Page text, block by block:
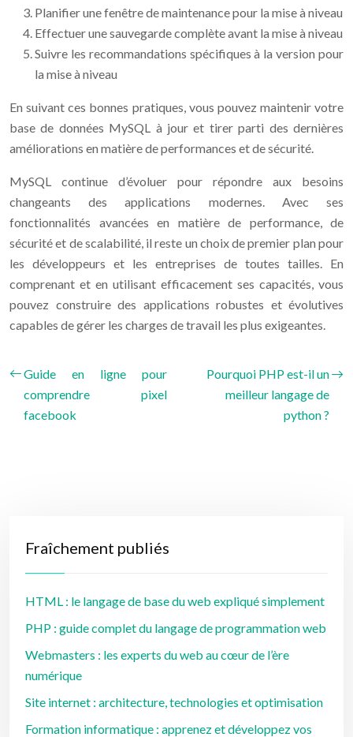
Planifier une fenêtre de maintenance pour la mise à niveau
Effectuer une sauvegarde complète avant la mise à niveau
Suivre les recommandations spécifiques à la version pour
la mise à niveau
En suivant ces bonnes pratiques, vous pouvez maintenir votre
base de données MySQL à jour et tirer parti des dernières
améliorations en matière de performances et de sécurité.
MySQL continue d’évoluer pour répondre aux besoins
changeants des applications modernes. Avec ses
fonctionnalités avancées en matière de performance, de
sécurité et de scalabilité, il reste un choix de premier plan pour
les développeurs et les entreprises de toutes tailles. En
comprenant et en utilisant efficacement ses capacités, vous
pouvez construire des applications robustes et évolutives
capables de gérer les charges de travail les plus exigeantes.
Guide en ligne pour
comprendre pixel
facebook
Pourquoi PHP est-il un
meilleur langage de
python ?
Fraîchement publiés
HTML : le langage de base du web expliqué simplement
PHP : guide complet du langage de programmation web
Webmasters : les experts du web au cœur de l’ère
numérique
Site internet : architecture, technologies et optimisation
Formation informatique : apprenez et développez vos